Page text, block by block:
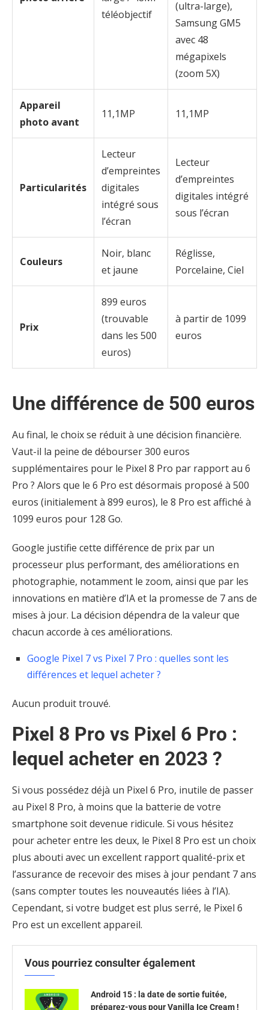
téléobjectif
(ultra-large),
Samsung GM5
avec 48
mégapixels
(zoom 5X)
Appareil
photo avant
11,1MP 11,1MP
Particularités
Lecteur
d’empreintes
digitales
intégré sous
l’écran
Lecteur
d’empreintes
digitales intégré
sous l’écran
Couleurs
Noir, blanc
et jaune
Réglisse,
Porcelaine, Ciel
Prix
899 euros
(trouvable
dans les 500
euros)
à partir de 1099
euros
Une différence de 500 euros
Au final, le choix se réduit à une décision financière.
Vaut-il la peine de débourser 300 euros
supplémentaires pour le Pixel 8 Pro par rapport au 6
Pro ? Alors que le 6 Pro est désormais proposé à 500
euros (initialement à 899 euros), le 8 Pro est affiché à
1099 euros pour 128 Go.
Google justifie cette différence de prix par un
processeur plus performant, des améliorations en
photographie, notamment le zoom, ainsi que par les
innovations en matière d’IA et la promesse de 7 ans de
mises à jour. La décision dépendra de la valeur que
chacun accorde à ces améliorations.
Google Pixel 7 vs Pixel 7 Pro : quelles sont les
différences et lequel acheter ?
Aucun produit trouvé.
Pixel 8 Pro vs Pixel 6 Pro :
lequel acheter en 2023 ?
Si vous possédez déjà un Pixel 6 Pro, inutile de passer
au Pixel 8 Pro, à moins que la batterie de votre
smartphone soit devenue ridicule. Si vous hésitez
pour acheter entre les deux, le Pixel 8 Pro est un choix
plus abouti avec un excellent rapport qualité-prix et
l’assurance de recevoir des mises à jour pendant 7 ans
(sans compter toutes les nouveautés liées à l’IA).
Cependant, si votre budget est plus serré, le Pixel 6
Pro est un excellent appareil.
Vous pourriez consulter également
Android 15 : la date de sortie fuitée,
préparez-vous pour Vanilla Ice Cream !